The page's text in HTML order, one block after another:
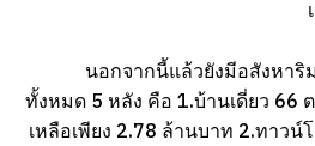
นอกจากนี้แล้วยังมีอสังหาริ
ทั้งหมด 5 หลัง คือ 1.บ้านเดี่ยว 66
เหลือเพียง 2.78 ล้านบาท 2.ทาวน์